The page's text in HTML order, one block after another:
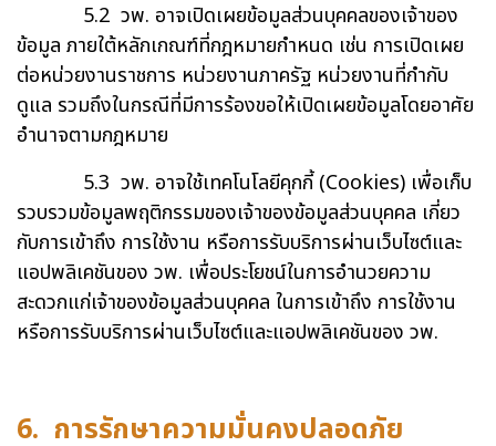
5.2 วพ. อาจเปิดเผยข้อมูลส่วนบุคคลของเจ้าของ
ข้อมูล ภายใต้หลักเกณฑ์ที่กฎหมายกำหนด เช่น การเปิดเผย
ต่อหน่วยงานราชการ หน่วยงานภาครัฐ หน่วยงานที่กำกับ
ดูแล รวมถึงในกรณีที่มีการร้องขอให้เปิดเผยข้อมูลโดยอาศัย
อำนาจตามกฎหมาย
5.3 วพ. อาจใช้เทคโนโลยีคุกกี้ (Cookies) เพื่อเก็บ
รวบรวมข้อมูลพฤติกรรมของเจ้าของข้อมูลส่วนบุคคล เกี่ยว
กับการเข้าถึง การใช้งาน หรือการรับบริการผ่านเว็บไซต์และ
แอปพลิเคชันของ วพ. เพื่อประโยชน์ในการอำนวยความ
สะดวกแก่เจ้าของข้อมูลส่วนบุคคล ในการเข้าถึง การใช้งาน
หรือการรับบริการผ่านเว็บไซต์และแอปพลิเคชันของ วพ.
6. การรักษาความมั่นคงปลอดภัย